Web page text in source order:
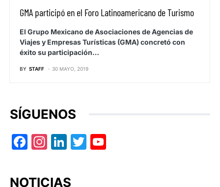
GMA participó en el Foro Latinoamericano de Turismo
El Grupo Mexicano de Asociaciones de Agencias de
Viajes y Empresas Turísticas (GMA) concretó con
éxito su participación…
BY STAFF 30 MAYO, 2019
SÍGUENOS
Facebook
Instagram
LinkedIn
Twitter
NOTICIAS